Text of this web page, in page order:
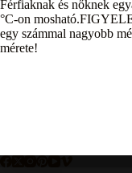
Férfiaknak és nőknek
°C-on
egy számmal nagyobb
mérete!